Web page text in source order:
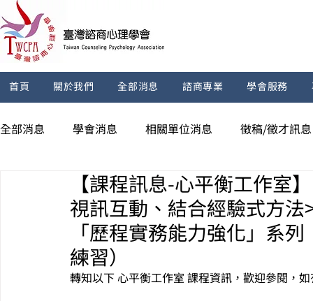
首頁 關於我們 全部消息 諮商專業 學會服務
全部消息 學會消息 相關單位消息 徵稿/徵才訊息
【課程訊息-心平衡工作室
視訊互動、結合經驗式方
「歷程實務能力強化」系
練習）
轉知以下 心平衡工作室 課程資訊，歡迎參閱，